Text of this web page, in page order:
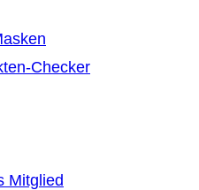
Checker
Mitglied